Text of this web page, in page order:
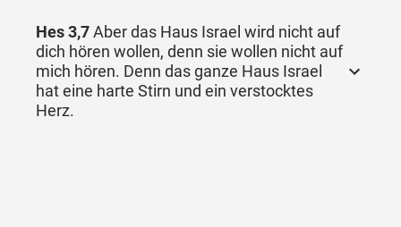
Hes 3,7Aber das Haus Israel wird nicht auf
dich hören wollen, denn sie wollen nicht auf
mich hören. Denn das ganze Haus Israel
hat eine harte Stirn und ein verstocktes
Herz.